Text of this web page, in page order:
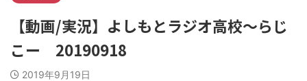
【動画/実況】よしもとラジオ高校〜らじ
こー 20190918
2019年9月19日